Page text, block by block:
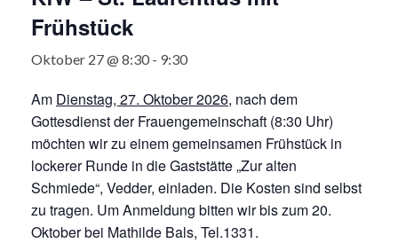
Frühstück
Oktober 27 @ 8:30 - 9:30
Am Dienstag, 27. Oktober 2026, nach dem
Gottesdienst der Frauengemeinschaft (8:30 Uhr)
möchten wir zu einem gemeinsamen Frühstück in
lockerer Runde in die Gaststätte „Zur alten
Schmiede“, Vedder, einladen. Die Kosten sind selbst
zu tragen. Um Anmeldung bitten wir bis zum 20.
Oktober bei Mathilde Bals, Tel.1331.